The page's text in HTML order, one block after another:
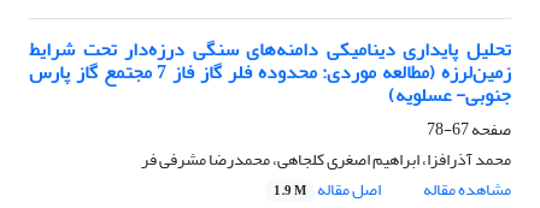
تحلیل پایداری دینامیکی دامنه‌های سنگی درزه‌دار تحت شرایط
زمین‌لرزه (مطالعه موردی: محدوده فلر گاز فاز 7 مجتمع گاز پارس
جنوبی- عسلویه)
صفحه67-78
محمد آذرافزا، ابراهیم اصغری کلجاهی، محمدرضا مشرفی­ فر
مشاهده مقاله
اصل مقاله 1.9 M